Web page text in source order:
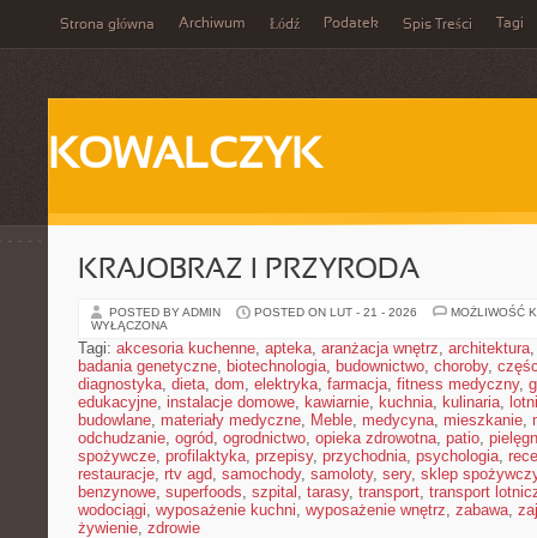
Strona główna Archiwum Łódź Podatek Spis Treści Tagi
KOWALCZYK
KRAJOBRAZ I PRZYRODA
POSTED BY ADMIN POSTED ON LUT - 21 - 2026
MOŻLIWOŚĆ
WYŁĄCZONA
Tagi: akcesoria kuchenne, apteka, aranżacja wnętrz, architektura
badania genetyczne, biotechnologia, budownictwo, choroby,
diagnostyka, dieta, dom, elektryka, farmacja, fitness medyczny,
edukacyjne, instalacje domowe, kawiarnie, kuchnia, kulinaria,
budowlane, materiały medyczne, Meble, medycyna, mieszkanie,
odchudzanie, ogród, ogrodnictwo, opieka zdrowotna, patio,
spożywcze, profilaktyka, przepisy, przychodnia, psychologia,
restauracje, rtv agd, samochody, samoloty, sery, sklep
benzynowe, superfoods, szpital , tarasy, transport, transport
wodociągi, wyposażenie kuchni, wyposażenie wnętrz, zabawa,
żywienie, zdrowie